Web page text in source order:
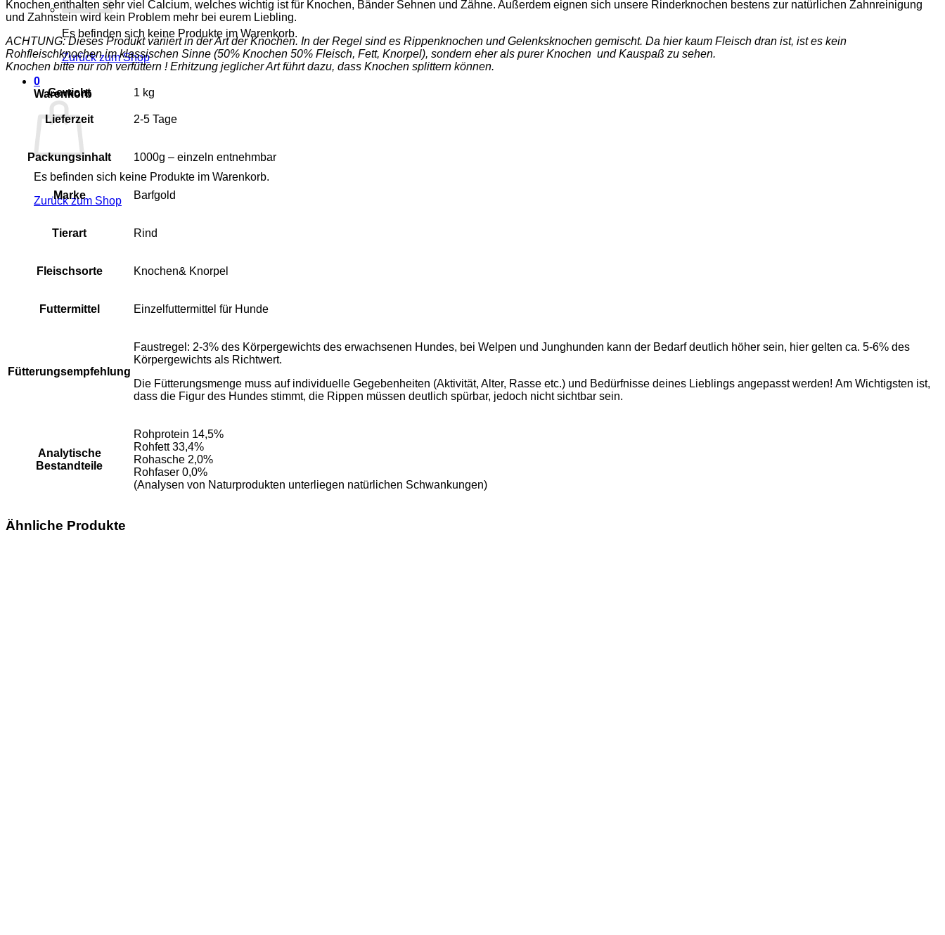
Es befinden sich keine Produkte im Warenkorb.
Zurück zum Shop
0
Warenkorb
Es befinden sich keine Produkte im Warenkorb.
Zurück zum Shop
Knochen enthalten sehr viel Calcium, welches wichtig ist für Knochen, Bänder Sehnen und Zähne. Außerdem eignen sich unsere Rinderknochen bestens zur natürlichen Zahnreinigung
und Zahnstein wird kein Problem mehr bei eurem Liebling.
ACHTUNG: Dieses Produkt variiert in der Art der Knochen. In der Regel sind es Rippenknochen und Gelenksknochen gemischt. Da hier kaum Fleisch dran ist, ist es kein
Rohfleischknochen im klassischen Sinne (50% Knochen 50% Fleisch, Fett, Knorpel), sondern eher als purer Knochen und Kauspaß zu sehen.
Knochen bitte nur roh verfüttern ! Erhitzung jeglicher Art führt dazu, dass Knochen splittern können.
Gewicht 1 kg
Lieferzeit 2-5 Tage
Packungsinhalt 1000g – einzeln entnehmbar
Marke Barfgold
Tierart Rind
Fleischsorte Knochen& Knorpel
Futtermittel Einzelfuttermittel für Hunde
Fütterungsempfehlung
Faustregel: 2-3% des Körpergewichts des erwachsenen Hundes, bei Welpen und Junghunden kann der Bedarf deutlich höher sein, hier gelten ca. 5-6% des
Körpergewichts als Richtwert.
Die Fütterungsmenge muss auf individuelle Gegebenheiten (Aktivität, Alter, Rasse etc.) und Bedürfnisse deines Lieblings angepasst werden! Am Wichtigsten ist,
dass die Figur des Hundes stimmt, die Rippen müssen deutlich spürbar, jedoch nicht sichtbar sein.
Analytische
Bestandteile
Rohprotein 14,5%
Rohfett 33,4%
Rohasche 2,0%
Rohfaser 0,0%
(Analysen von Naturprodukten unterliegen natürlichen Schwankungen)
Ähnliche Produkte